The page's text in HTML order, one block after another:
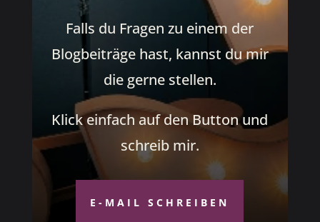
Falls du Fragen zu einem der
Blogbeiträge hast, kannst du mir
die gerne stellen.
Klick einfach auf den Button und
schreib mir.
E-MAIL SCHREIBEN